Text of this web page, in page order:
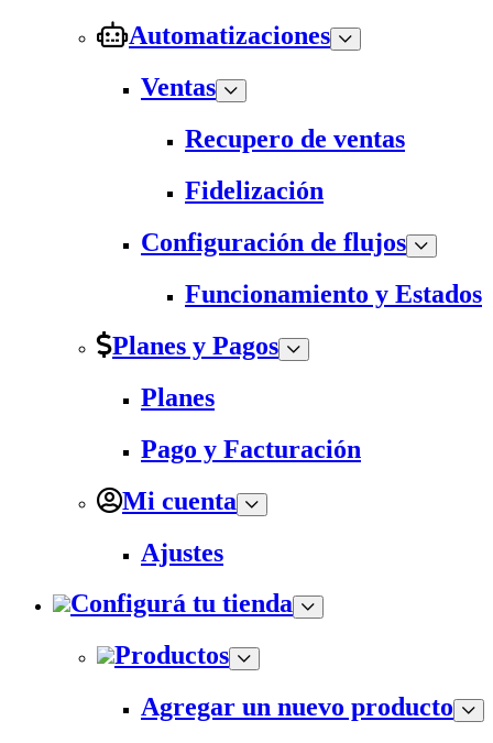
Automatizaciones
Ventas
Recupero de ventas
Fidelización
Configuración de flujos
Funcionamiento y Estados
Planes y Pagos
Planes
Pago y Facturación
Mi cuenta
Ajustes
Configurá tu tienda
Productos
Agregar un nuevo producto